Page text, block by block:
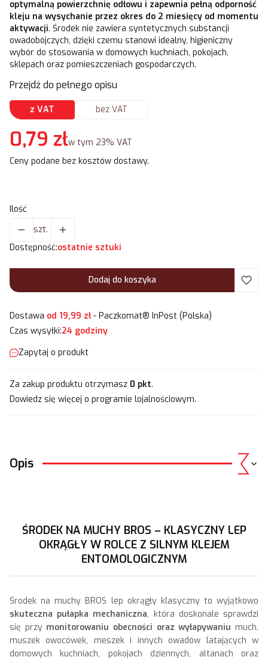
optymalną powierzchnię odłowu i zapewnia pełną odporność
kleju na wysychanie przez okres do 2 miesięcy od momentu
aktywacji. Środek nie zawiera syntetycznych substancji
owadobójczych, dzięki czemu stanowi idealny, higieniczny
wybór do stosowania w domowych kuchniach, pokojach,
sklepach oraz pomieszczeniach gospodarczych.
Przejdź do pełnego opisu
z VAT bez VAT
Cena
0,79 złw tym 23% VAT
w tym 23% VAT
Ceny podane bez kosztów dostawy.
Ilość
szt.
Dostępność:ostatnie sztuki
Dodaj do koszyka
Dostawa od 19,99 zł- Paczkomat® InPost (Polska)
Czas wysyłki:24 godziny
Zapytaj o produkt
Za zakup produktu otrzymasz 0 pkt.
Dowiedz się więcej o programie lojalnościowym.
Opis
ŚRODEK NA MUCHY BROS – KLASYCZNY LEP
OKRĄGŁY W ROLCE Z SILNYM KLEJEM
ENTOMOLOGICZNYM
Środek na muchy BROS lep okrągły klasyczny to wyjątkowo
skuteczna pułapka mechaniczna, która doskonale sprawdzi
się przy monitorowaniu obecności oraz wyłapywaniu much,
muszek owocówek, meszek i innych owadów latających w
domowych kuchniach, pokojach dziennych, altanach oraz